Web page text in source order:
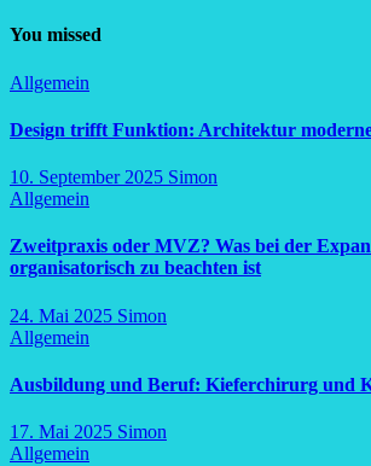
You missed
Allgemein
Design trifft Funktion: Architektur
10. September 2025 Simon
Allgemein
Zweitpraxis oder MVZ? Was bei der
organisatorisch zu beachten ist
24. Mai 2025 Simon
Allgemein
Ausbildung und Beruf: Kieferchirurg und
17. Mai 2025 Simon
Allgemein